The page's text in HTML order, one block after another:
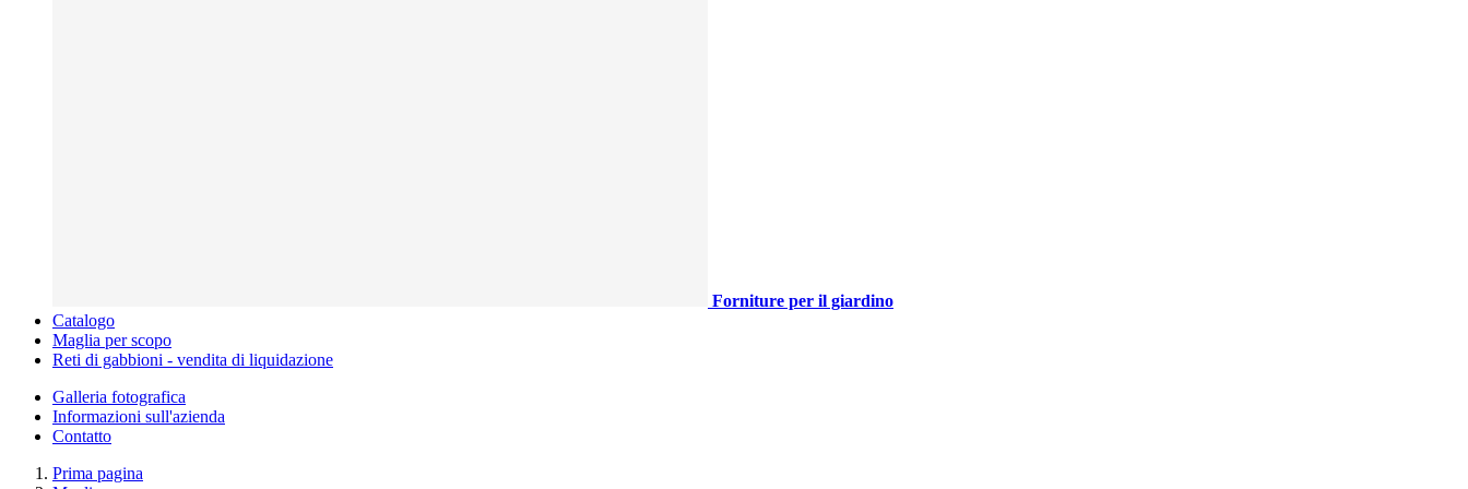
Forniture per il giardino
Catalogo
Maglia per scopo
Reti di gabbioni - vendita di liquidazione
Galleria fotografica
Informazioni sull'azienda
Contatto
Prima pagina